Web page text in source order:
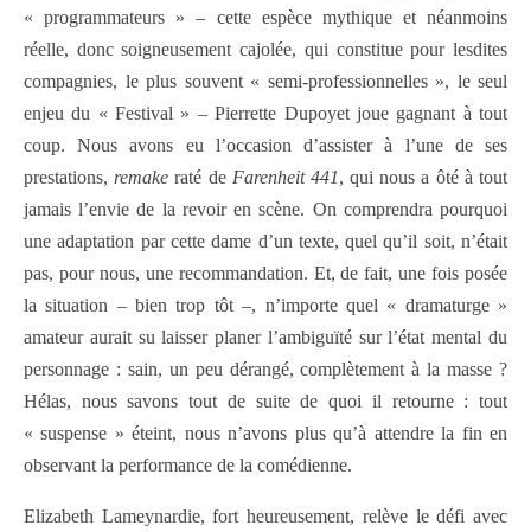
« programmateurs » – cette espèce mythique et néanmoins
réelle, donc soigneusement cajolée, qui constitue pour lesdites
compagnies, le plus souvent « semi-professionnelles », le seul
enjeu du « Festival » – Pierrette Dupoyet joue gagnant à tout
coup. Nous avons eu l’occasion d’assister à l’une de ses
prestations, remake raté de Farenheit 441, qui nous a ôté à tout
jamais l’envie de la revoir en scène. On comprendra pourquoi
une adaptation par cette dame d’un texte, quel qu’il soit, n’était
pas, pour nous, une recommandation. Et, de fait, une fois posée
la situation – bien trop tôt –, n’importe quel « dramaturge »
amateur aurait su laisser planer l’ambiguïté sur l’état mental du
personnage : sain, un peu dérangé, complètement à la masse ?
Hélas, nous savons tout de suite de quoi il retourne : tout
« suspense » éteint, nous n’avons plus qu’à attendre la fin en
observant la performance de la comédienne.
Elizabeth Lameynardie, fort heureusement, relève le défi avec